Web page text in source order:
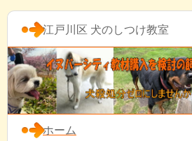
江戸川区 犬のしつけ教室
ホーム